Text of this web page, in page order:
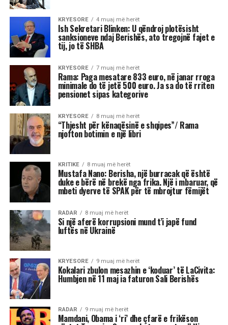
Stina e vjeshtës ka nisur me një energji kozmike
të jashtëzakonshme dhe këtë javë yjet nuk
premtojnë qetësi! Në studion e “Rudina” në Tv
Klan, astrologia Meri Shehu bëri parashikimin
për 12 shenjat e horoskopit, duke e quajtur këtë
periudhë një “pikë kthese” në shumë aspekte të
jetës. Me Diellin që ka hyrë në shenjën e
Peshores dhe Marsin që po futet në Akrep,
universi na fton të kërkojmë ekuilibër, të
rigjejmë veten dhe të marrim vendime që do të
na ndikojnë për muaj me radhë.
“Është ekuinoksi i vjeshtës, dita barazohet me
natën dhe na fton në reflektim”, tha Shehu, duke
nënvizuar se kjo javë do të shënohet nga
tensione, lëvizje të papritura, dinamizëm në
marrëdhënie dhe sfida ekonomike. Për disa
shenja, kjo është një javë premtuese që hap dyer
të reja, për të tjera, një moment i ndjeshëm ku